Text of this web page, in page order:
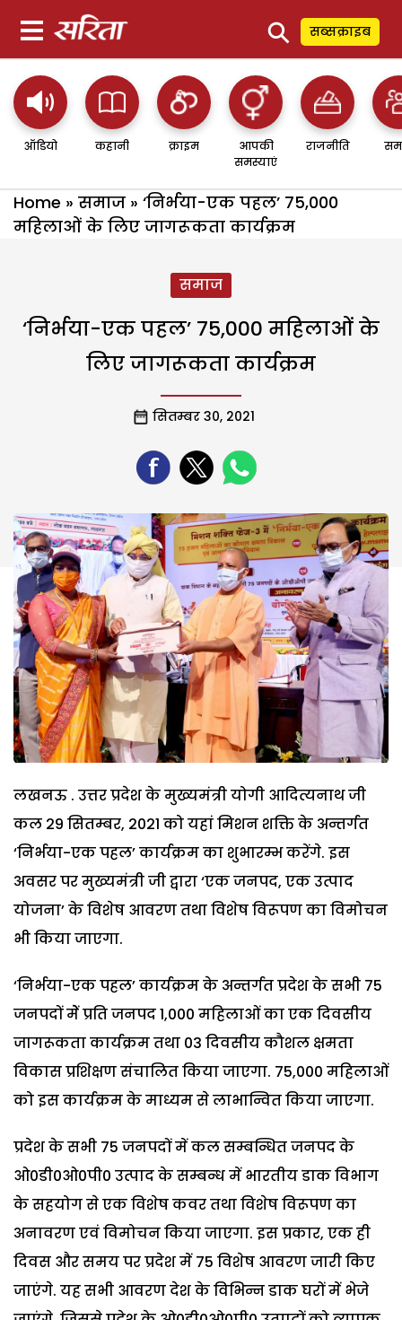
⚲ सब्सक्राइब
ऑडियो कहानी क्राइम
आपकी
समस्याएं
राजनीति
Home » समाज » ‘निर्भया-एक पहल’ 75,000
महिलाओं के लिए जागरूकता कार्यक्रम
समाज
‘निर्भया-एक पहल’ 75,000 महिलाओं के
लिए जागरूकता कार्यक्रम
सितम्बर 30, 2021
लखनऊ . उत्तर प्रदेश के मुख्यमंत्री योगी आदित्यनाथ जी
कल 29 सितम्बर, 2021 को यहां मिशन शक्ति के अन्तर्गत
‘निर्भया-एक पहल’ कार्यक्रम का शुभारम्भ करेंगे. इस
अवसर पर मुख्यमंत्री जी द्वारा ‘एक जनपद, एक उत्पाद
योजना’ के विशेष आवरण तथा विशेष विरूपण का विमोचन
भी किया जाएगा.
‘निर्भया-एक पहल’ कार्यक्रम के अन्तर्गत प्रदेश के सभी 75
जनपदों मेें प्रति जनपद 1,000 महिलाओं का एक दिवसीय
जागरूकता कार्यक्रम तथा 03 दिवसीय कौशल क्षमता
विकास प्रशिक्षण संचालित किया जाएगा. 75,000 महिलाओं
को इस कार्यक्रम के माध्यम से लाभान्वित किया जाएगा.
प्रदेश के सभी 75 जनपदों में कल सम्बन्धित जनपद के
ओ0डी0ओ0पी0 उत्पाद के सम्बन्ध में भारतीय डाक विभाग
के सहयोग से एक विशेष कवर तथा विशेष विरूपण का
अनावरण एवं विमोचन किया जाएगा. इस प्रकार, एक ही
दिवस और समय पर प्रदेश में 75 विशेष आवरण जारी किए
जाएंगे. यह सभी आवरण देश के विभिन्न डाक घरों में भेजे